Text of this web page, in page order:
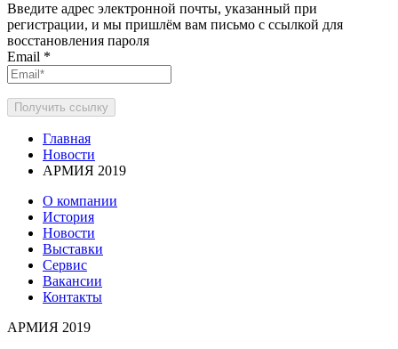
Введите адрес электронной почты, указанный при
регистрации, и мы пришлём вам письмо с ссылкой для
восстановления пароля
Email *
Получить ссылку
Главная
Новости
АРМИЯ 2019
О компании
История
Новости
Выставки
Сервис
Вакансии
Контакты
АРМИЯ 2019